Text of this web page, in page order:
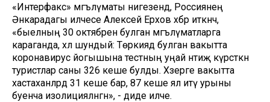
«Интерфакс» мәгълүматы нигезендә, Россиянең
Әнкарадагы илчесе Алексей Ерхов хәбәр иткәнчә,
«быелның 30 октябренә булган мәгълүматларга
караганда, хәл шундый: Төркиядә булган вакытта
коронавирус йогышына тестның уңай нәтиҗә күрсәткән
туристлар саны 326 кеше булды. Хәзерге вакытта
хастаханәләрдә 31 кеше бар, 87 кеше ял итү урыны
буенча изолицияләнгән», - диде илче.